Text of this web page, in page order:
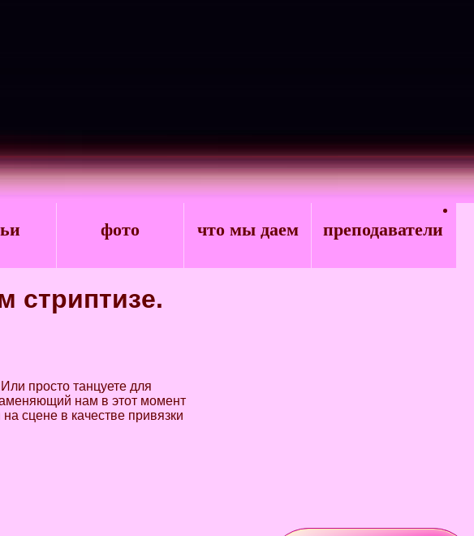
фото что мы даем преподаватели
стриптизе.
просто танцуете для
нам в этот момент
сцене в качестве привязки